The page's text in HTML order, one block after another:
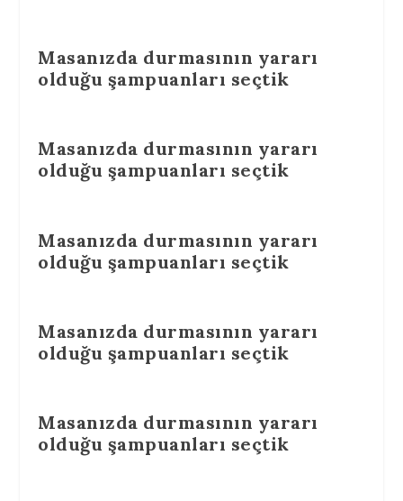
Masanızda durmasının yararı
olduğu şampuanları seçtik
Masanızda durmasının yararı
olduğu şampuanları seçtik
Masanızda durmasının yararı
olduğu şampuanları seçtik
Masanızda durmasının yararı
olduğu şampuanları seçtik
Masanızda durmasının yararı
olduğu şampuanları seçtik